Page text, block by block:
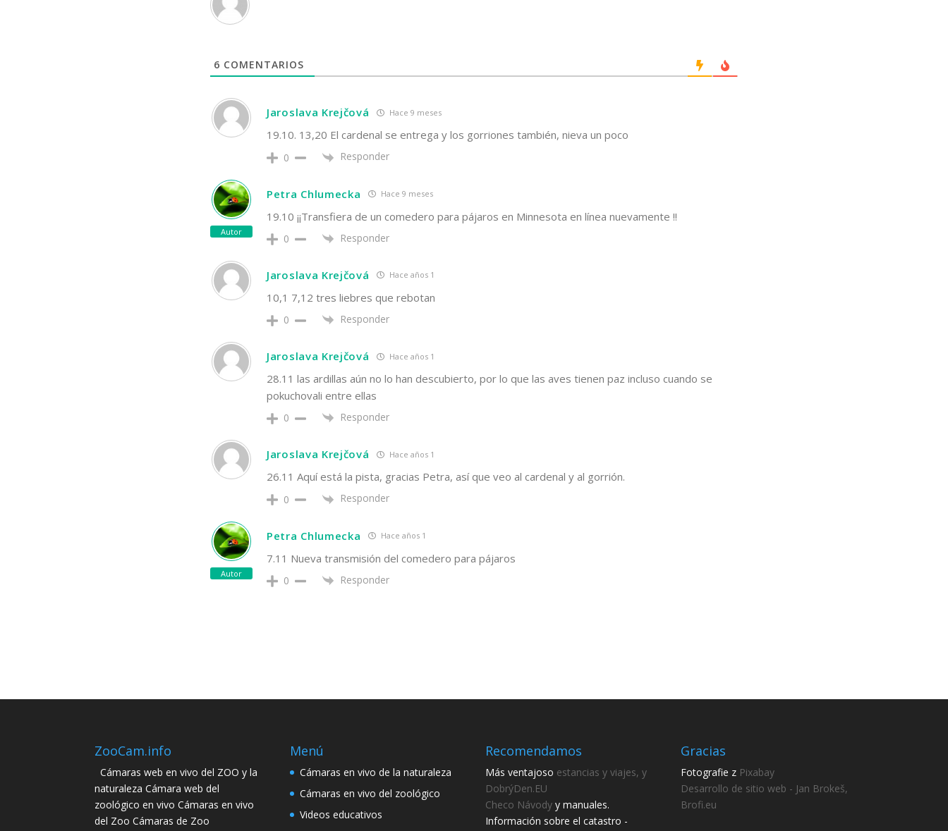
6 COMENTARIOS
Jaroslava Krejčová Hace 9 meses
19.10. 13,20 El cardenal se entrega y los gorriones también, nieva un poco
0 Responder
Autor
Petra Chlumecka Hace 9 meses
19.10 ¡¡Transfiera de un comedero para pájaros en Minnesota en línea nuevamente !!
0 Responder
Jaroslava Krejčová Hace años 1
10,1 7,12 tres liebres que rebotan
0 Responder
Jaroslava Krejčová Hace años 1
28.11 las ardillas aún no lo han descubierto, por lo que las aves tienen paz incluso cuando se
pokuchovali entre ellas
0 Responder
Jaroslava Krejčová Hace años 1
26.11 Aquí está la pista, gracias Petra, así que veo al cardenal y al gorrión.
0 Responder
Autor
Petra Chlumecka Hace años 1
7.11 Nueva transmisión del comedero para pájaros
0 Responder
ZooCam.info
Cámaras web en vivo del ZOO y la
naturaleza Cámara web del
zoológico en vivo Cámaras en vivo
del Zoo Cámaras de Zoo
Menú
Cámaras en vivo de la naturaleza
Cámaras en vivo del zoológico
Videos educativos
Recomendamos
Más ventajoso estancias y viajes, y
DobrýDen.EU
Checo Návody y manuales.
Información sobre el catastro -
Gracias
Fotografie z Pixabay
Desarrollo de sitio web - Jan Brokeš,
Brofi.eu